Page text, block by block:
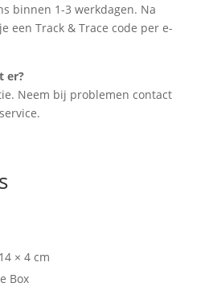
binnen 1-3 werkdagen. Na
een Track & Trace code per e-
er?
Neem bij problemen contact
× 4 cm
Box